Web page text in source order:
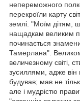
непереможного
перекроїли карту
землі. "Моїм дітям,
нащадкам великим
починається
Тамерлана".
величезному світі,
зусиллями, адже він
будував; мав не
але і мудрістю